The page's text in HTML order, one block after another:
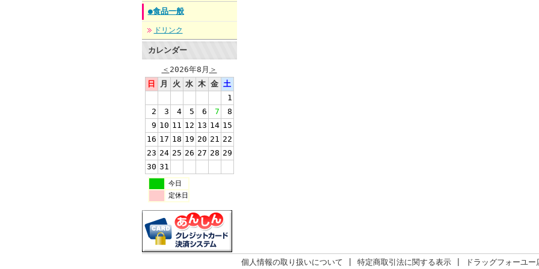
●食品一般
ドリンク
カレンダー
＜ 2026年8月 ＞
日
月 火 水 木 金 土
1
2
3 4 5 6 7
8
9 10 11 12 13 14 15
16 17 18 19 20 21 22
23 24 25 26 27 28 29
30 31
今日
定休日
個人情報の取り扱いについて 特定商取引法に関する表示 ドラッグフォーユー